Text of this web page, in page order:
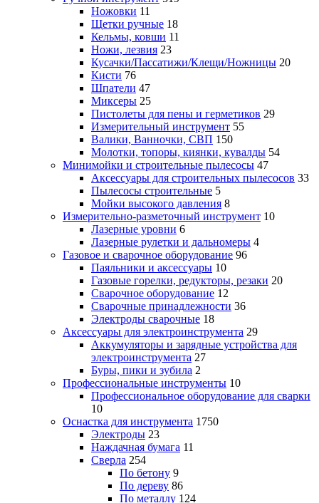
Ножовки 11
Щетки ручные 18
Кельмы, ковши 11
Ножи, лезвия 23
Кусачки/Пассатижи/Клещи/Ножницы 20
Кисти 76
Шпатели 47
Миксеры 25
Пистолеты для пены и герметиков 29
Измерительный инструмент 55
Валики, Ванночки, СВП 150
Молотки, топоры, киянки, кувалды 54
Минимойки и строительные пылесосы 47
Аксессуары для строительных пылесосов 33
Пылесосы строительные 5
Мойки высокого давления 8
Измерительно-разметочный инструмент 10
Лазерные уровни 6
Лазерные рулетки и дальномеры 4
Газовое и сварочное оборудование 96
Паяльники и аксессуары 10
Газовые горелки, редукторы, резаки 20
Сварочное оборудование 12
Сварочные принадлежности 36
Электроды сварочные 18
Аксессуары для электроинструмента 29
Аккумуляторы и зарядные устройства для
электроинструмента 27
Буры, пики и зубила 2
Профессиональные инструменты 10
Профессиональное оборудование для сварки
10
Оснастка для инструмента 1750
Электроды 23
Наждачная бумага 11
Сверла 254
По бетону 9
По дереву 86
По металлу 124